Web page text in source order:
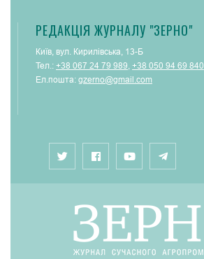
РЕДАКЦІЯ ЖУРНАЛУ "ЗЕРНО"
Київ, вул. Кирилівська, 13-Б
Тел.: +38 067 24 79 989, +38 050 94 69 840
Ел.пошта: gzerno@gmail.com